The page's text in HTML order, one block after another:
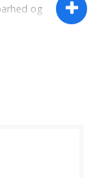
og
deres